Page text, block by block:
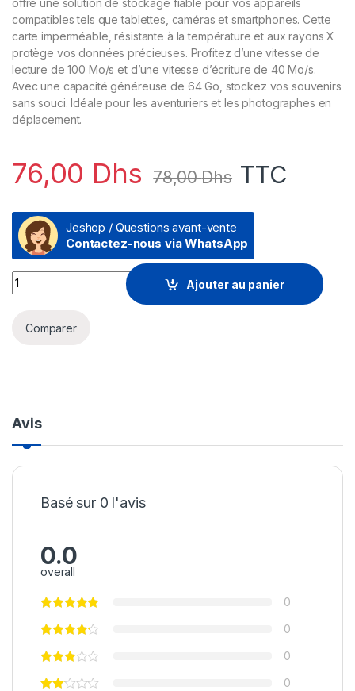
offre une solution de stockage fiable pour vos appareils
compatibles tels que tablettes, caméras et smartphones. Cette
carte imperméable, résistante à la température et aux rayons X
protège vos données précieuses. Profitez d’une vitesse de
lecture de 100 Mo/s et d’une vitesse d’écriture de 40 Mo/s.
Avec une capacité généreuse de 64 Go, stockez vos souvenirs
sans souci. Idéale pour les aventuriers et les photographes en
déplacement.
76,00 Dhs 78,00Dhs TTC
Jeshop / Questions avant-vente
Contactez-nous via WhatsApp
Carte mémoire Kingston Canvas Select Plus 64 Go SDXC
Ajouter au panier
Comparer
Avis
Basé sur 0 l'avis
0.0
overall
0
0
0
0